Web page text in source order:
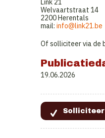
Link 21
Welvaartstraat 14
2200 Herentals
mail: info@link21.be
Of solliciteer via de
19.06.2026